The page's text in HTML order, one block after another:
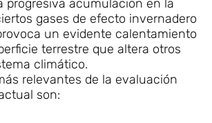
progresiva acumulación en la
gases de efecto invernadero
un evidente calentamiento
terrestre que altera otros
climático.
relevantes de la evaluación
son: